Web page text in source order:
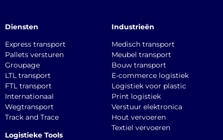
Diensten
Express transport
Pallets versturen
Groupage
LTL transport
FTL transport
Internationaal
Wegtransport
Track and Trace
Logistieke Tools
Industrieën
Medisch transport
Meubel transport
Bouw transport
E-commerce logistiek
Logistiek voor plastic
Print logistiek
Verstuur elektronica
Hout vervoeren
Textiel vervoeren